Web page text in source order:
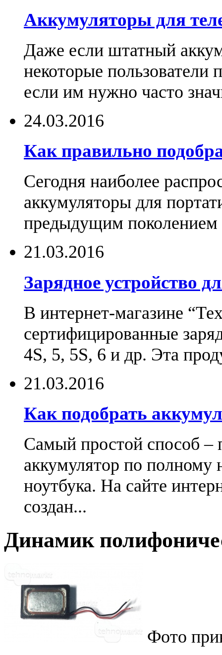
Аккумуляторы для
Даже если штатный
некоторые пользователи
если им нужно часто
24.03.2016
Как правильно
Сегодня наиболее
аккумуляторы для
предыдущим поколением
21.03.2016
Зарядное устройство
В интернет-магазине
сертифицированные
4S, 5, 5S, 6 и др. Эта
21.03.2016
Как подобрать
Самый простой способ –
аккумулятор по
ноутбука. На сайте
создан...
Динамик
Фото